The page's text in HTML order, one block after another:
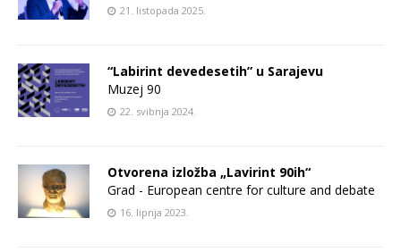
21. listopada 2025.
“Labirint devedesetih” u Sarajevu
Muzej 90
22. svibnja 2024.
Otvorena izložba „Lavirint 90ih“
Grad - European centre for culture and debate
16. lipnja 2023.